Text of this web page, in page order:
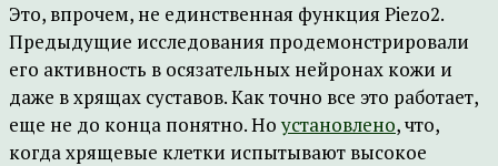
Это, впрочем, не единственная функция Piezo2.
Предыдущие исследования продемонстрировали
его активность в осязательных нейронах кожи и
даже в хрящах суставов. Как точно все это работает,
еще не до конца понятно. Но установлено, что,
когда хрящевые клетки испытывают высокое